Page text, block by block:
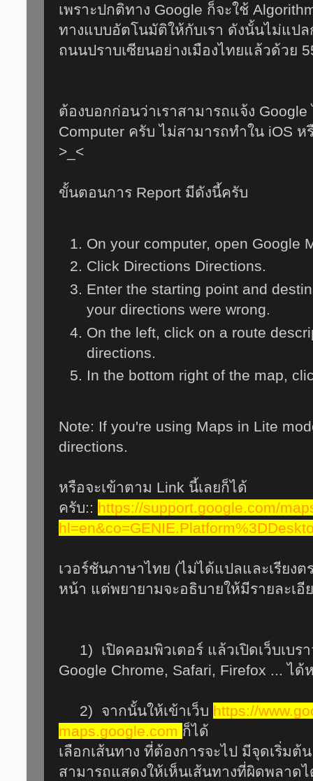
เพราะปกติทาง Google ก็จะใช้
ทางแบบอัตโนมัติให้กับเรา ดังนั้นไม่แป
ถนนปราบเซียนอย่างเมืองไทยแล้วด้วย
ต้องบอกก่อนว่าเราสามารถแจ้ง
Computer ครับ ไม่สามารถทำใน iOS
>_<
ขั้นตอนการ Report มีดังนี้ครับ
On your computer, open Google
Click Directions Directions.
Enter the starting point and
your directions were wrong.
On the left, click on a route
directions.
In the bottom right of the map,
Note: If you're using Maps in Lite
directions.
หรือจะเข้าตาม Link นี้เลยก็ได้
ครับ:: https://support.google.com/
เวอร์ชันภาษาไทย (ไม่ได้แปลและเรียง
หน้า แต่พยายามจะอธิบายให้มีรายละเอี
1) เปิดคอมพิวเตอร์ แล้วเปิดเว็บเบรา
Google Chrome, Safari, Firefox ... ได้
2) จากนั้นให้เข้าเว็บ https://
maps.google.com ก็ได้
เลือกเส้นทาง ที่ต้องการจะไป มีจุดเริ่ม
สามารถแสดงให้เห็นเส้นทางที่ผิดพลาด